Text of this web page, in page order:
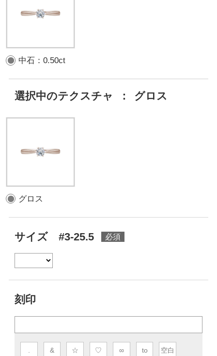
中石：0.50ct
選択中のテクスチャ ： グロス
グロス
サイズ #3-25.5
刻印
. & ☆ ♡ ∞ to 空白